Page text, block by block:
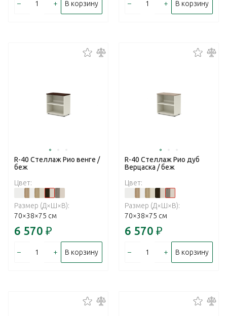
– + В корзину – + В корзину
R-40 Стеллаж Рио венге /
беж
Цвет:
Размер (Д×Ш×В):
70×38×75 см
6 570 ₽
– + В корзину
R-40 Стеллаж Рио дуб
Верцаска / беж
Цвет:
Размер (Д×Ш×В):
70×38×75 см
6 570 ₽
– + В корзину